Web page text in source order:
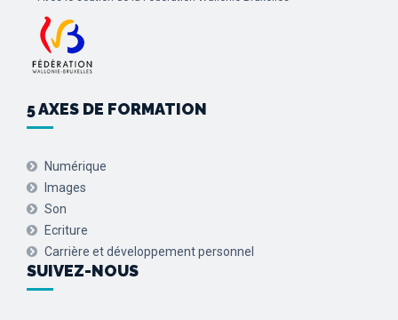
5 AXES DE FORMATION
Numérique
Images
Son
Ecriture
Carrière et développement personnel
SUIVEZ-NOUS